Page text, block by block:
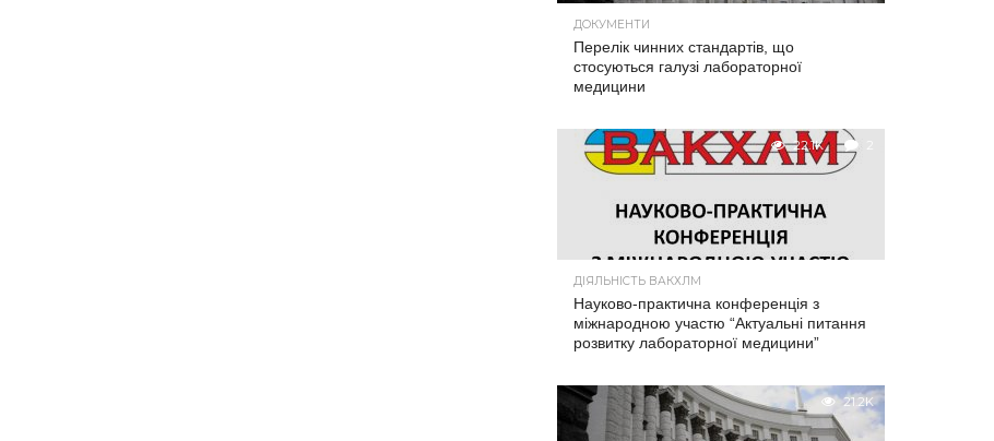
ДОКУМЕНТИ
Перелік чинних стандартів, що
стосуються галузі лабораторної
медицини
22.1K 2
ДІЯЛЬНІСТЬ ВАКХЛМ
Науково-практична конференція з
міжнародною участю “Актуальні питання
розвитку лабораторної медицини”
21.2K